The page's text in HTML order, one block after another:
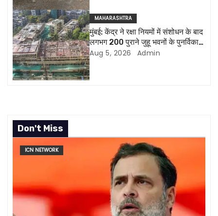
i
o
n
MAHARASHTRA
मुंबई: केंद्र ने रक्षा नियमों में संशोधन के बाद
लगभग 200 पुराने जुहू भवनों के पुनर्विकास
की अनुमति दी
Aug 5, 2026 Admin
Don't Miss
ICN NETWORK